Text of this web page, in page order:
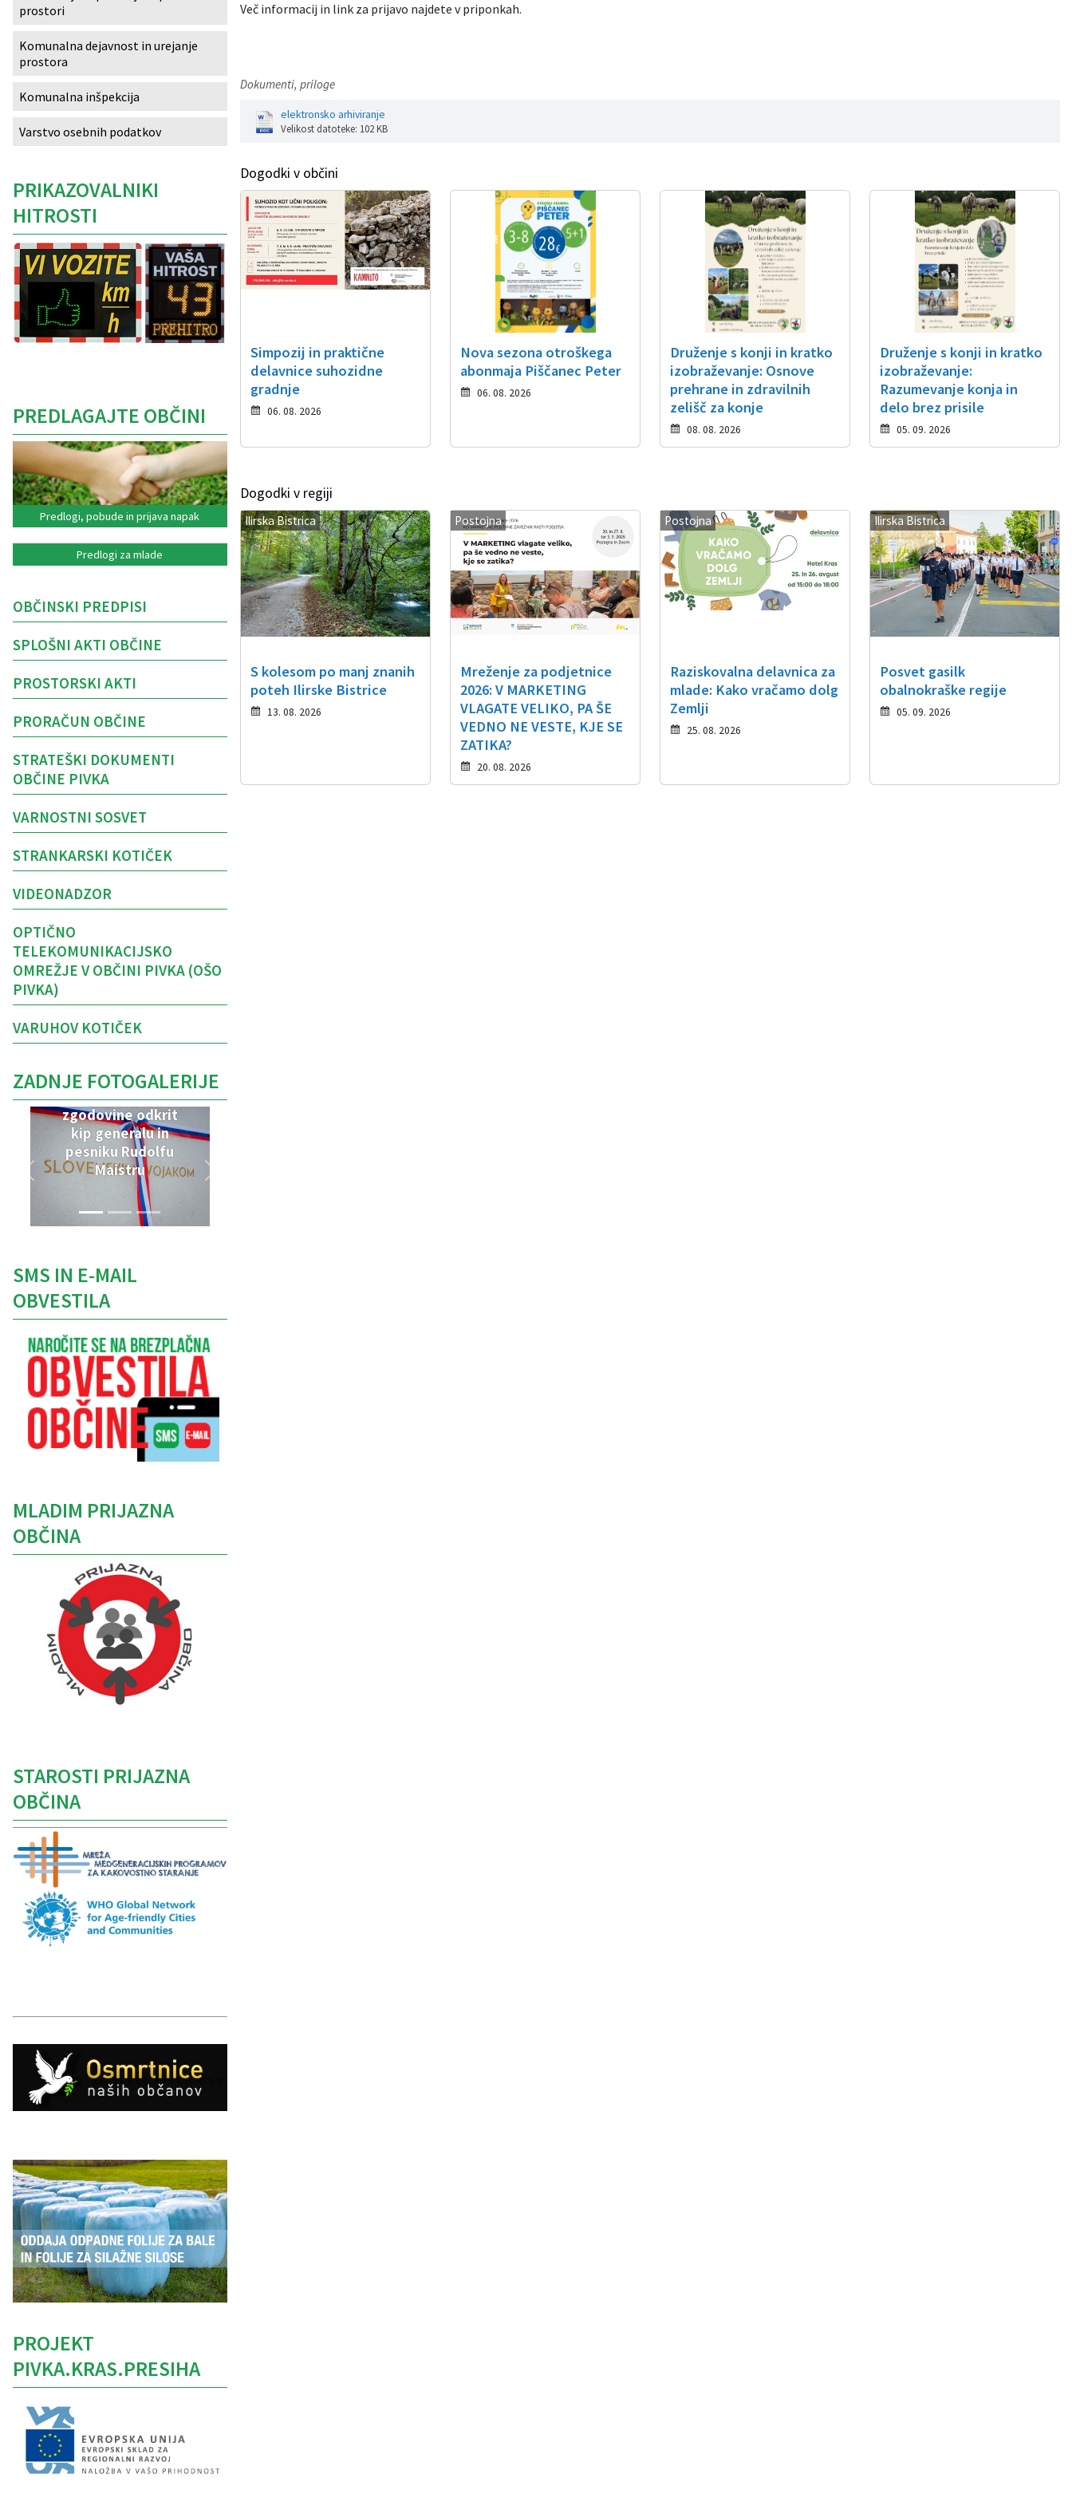
Več informacij in link za prijavo najdete v priponkah.
Dokumenti, priloge
elektronsko arhiviranje
Velikost datoteke: 102 KB
Dogodki v občini
Simpozij in praktične
delavnice suhozidne
gradnje
06. 08. 2026
Nova sezona otroškega
abonmaja Piščanec Peter
06. 08. 2026
Druženje s konji in kratko
izobraževanje: Osnove
prehrane in zdravilnih
zelišč za konje
08. 08. 2026
Druženje s konji in kratko
izobraževanje:
Razumevanje konja in
delo brez prisile
05. 09. 2026
Dogodki v regiji
Ilirska Bistrica
S kolesom po manj znanih
poteh Ilirske Bistrice
13. 08. 2026
Postojna
Mreženje za podjetnice
2026: V MARKETING
VLAGATE VELIKO, PA ŠE
VEDNO NE VESTE, KJE SE
ZATIKA?
20. 08. 2026
Postojna
Raziskovalna delavnica za
mlade: Kako vračamo dolg
Zemlji
25. 08. 2026
Ilirska Bistrica
Posvet gasilk
obalnokraške regije
05. 09. 2026
prostori
Komunalna dejavnost in urejanje
prostora
Komunalna inšpekcija
Varstvo osebnih podatkov
PRIKAZOVALNIKI
HITROSTI
PREDLAGAJTE OBČINI
Predlogi, pobude in prijava napak
Predlogi za mlade
OBČINSKI PREDPISI
SPLOŠNI AKTI OBČINE
PROSTORSKI AKTI
PRORAČUN OBČINE
STRATEŠKI DOKUMENTI
OBČINE PIVKA
VARNOSTNI SOSVET
STRANKARSKI KOTIČEK
VIDEONADZOR
OPTIČNO
TELEKOMUNIKACIJSKO
OMREŽJE V OBČINI PIVKA (OŠO
PIVKA)
VARUHOV KOTIČEK
ZADNJE FOTOGALERIJE
V Parku vojaške
zgodovine odkrit
kip generalu in
pesniku Rudolfu
Maistru
SMS IN E-MAIL
OBVESTILA
MLADIM PRIJAZNA
OBČINA
STAROSTI PRIJAZNA
OBČINA
PROJEKT
PIVKA.KRAS.PRESIHA
Izobraževanje
Kultura, šport in turizem
Sociala in zdravstvo
Skupna občinska uprava